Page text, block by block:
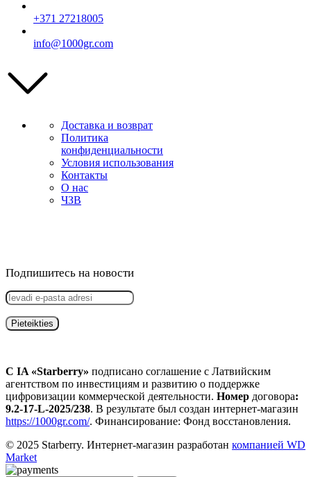
+371 27218005
info@1000gr.com
Доставка и возврат
Политика
конфиденциальности
Условия использования
Контакты
О нас
ЧЗВ
Подпишитесь на новости
С IA «Starberry» подписано соглашение с Латвийским
агентством по инвестициям и развитию о поддержке
цифровизации коммерческой деятельности. Номер договора:
9.2-17-L-2025/238. В результате был создан интернет-магазин
https://1000gr.com/. Финансирование: Фонд восстановления.
© 2025 Starberry. Интернет-магазин разработан компанией WD
Market